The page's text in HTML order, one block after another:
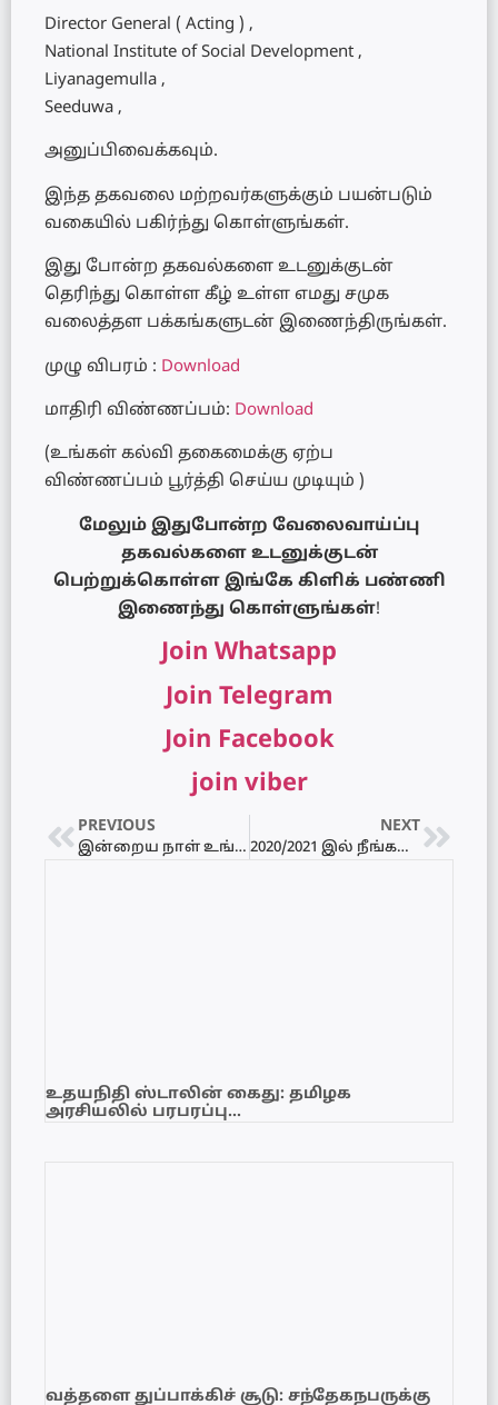
Director General ( Acting ) ,
National Institute of Social Development ,
Liyanagemulla ,
Seeduwa ,
அனுப்பிவைக்கவும்.
இந்த தகவலை மற்றவர்களுக்கும் பயன்படும்
வகையில் பகிர்ந்து கொ‌ள்ளு‌ங்க‌ள்.
இது போன்ற தகவல்களை உடனுக்குடன்
தெரிந்து கொள்ள கீழ் உள்ள எமது சமுக
வலைத்தள பக்கங்களுடன் இணைந்திருங்கள்.
முழு விபரம் : Download
மாதிரி விண்ணப்பம்: Download
(உங்கள் கல்வி தகைமைக்கு ஏற்ப
விண்ணப்பம் பூர்த்தி செய்ய முடியும் )
மேலும் இதுபோன்ற வேலைவாய்ப்பு
தகவல்களை உடனுக்குடன்
பெற்றுக்கொள்ள இங்கே கிளிக் பண்ணி
இணைந்து கொள்ளுங்கள்!
Join Whatsapp
Join Telegram
Join Facebook
join viber
PREVIOUS
இன்றைய நாள் உங்களுக்கு எப்படி? 03.06.2021 – வியாழக்கிழமை
NEXT
2020/2021 இல் நீங்கள் விண்ணப்பிக்க இருக்கும் பல்கலைக்கழக கற்கை நெறிகள் பற்றிய தெளிவான விளக்கம்…!
உதயநிதி ஸ்டாலின் கைது: தமிழக
அரசியலில் பரபரப்பு…
வத்தளை துப்பாக்கிச் சூடு: சந்தேகநபருக்கு